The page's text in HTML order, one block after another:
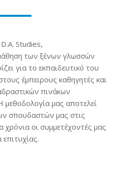
Studies,
των ξένων γλωσσών
για το εκπαιδευτικό του
έμπειρους καθηγητές και
πινάκων
μας αποτελεί
σπουδαστών μας στις
οι συμμετέχοντές μας